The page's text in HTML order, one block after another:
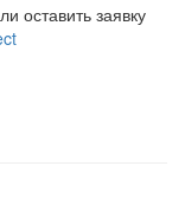
оставить заявку